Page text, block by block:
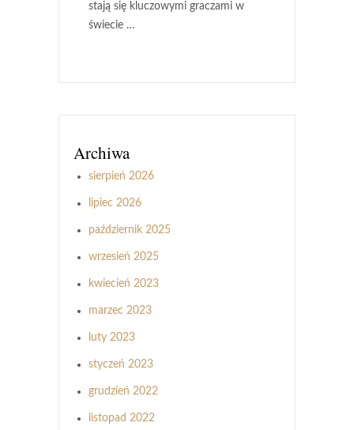
stają się kluczowymi graczami w
świecie …
Archiwa
sierpień 2026
lipiec 2026
październik 2025
wrzesień 2025
kwiecień 2023
marzec 2023
luty 2023
styczeń 2023
grudzień 2022
listopad 2022